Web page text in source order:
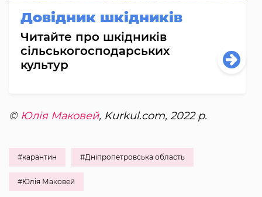
Довідник шкідників
Читайте про шкідників
сільськогосподарських
культур
© Юлія Маковей, Kurkul.com, 2022 р.
#карантин #Дніпропетровська область
#Юлія Маковей